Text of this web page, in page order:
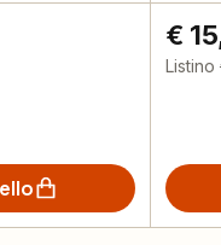
€
Listino